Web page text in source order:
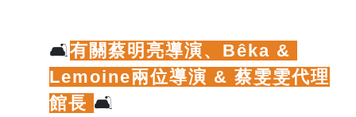
🛋️有關蔡明亮導演、 Bêka &
Lemoine兩位導演 & 蔡雯雯代理
館長 🛋️